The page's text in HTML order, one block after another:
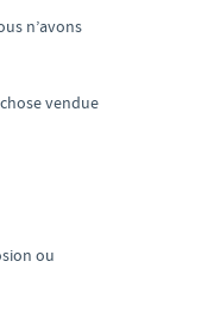
n’avons
vendue
ou